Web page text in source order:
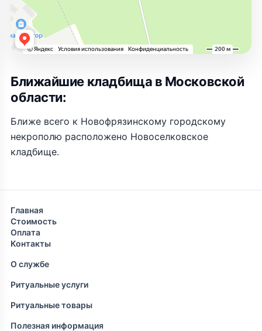
Ближайшие кладбища в Московской
области:
Ближе всего к Новофрязинскому городскому
некрополю расположено Новоселковское
кладбище.
Главная
Стоимость
Оплата
Контакты
О службе
Ритуальные услуги
Ритуальные товары
Полезная информация